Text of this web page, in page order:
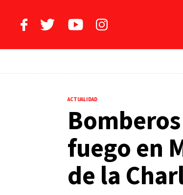
ACTUALIDAD
fuego en
de la